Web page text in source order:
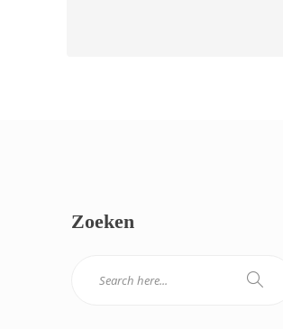
Zoeken